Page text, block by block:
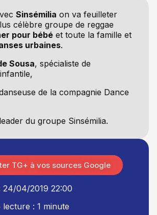
Sinsémilia on va feuilleter
célèbre groupe de reggae
pour bébéet toute la famille et
urbaines.
Sousa, spécialiste de
de la compagnie Dance
du groupe Sinsémilia.
24/04/2019 22:00
lecture : 1 minute
TG+ à vos sources Google